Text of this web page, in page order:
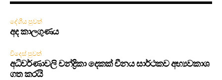
දේශීය පුවත්
අද කාලගුණය
විදෙස් පුවත්
අධිවර්ණාවලි චන්ද්‍රිකා දෙකක් චීනය සාර්ථකව අභ්‍යවකාශ
ගත කරයි